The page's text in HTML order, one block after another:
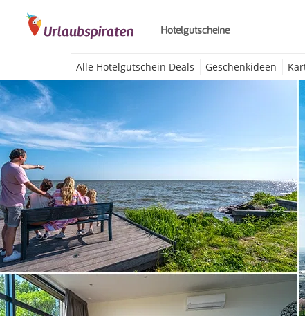
Hotelgutscheine
Alle Hotelgutschein Deals Geschenkideen